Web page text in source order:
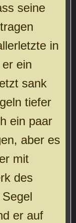
seine
in
ein
sank
tiefer
ein paar
aber es
mit
des
er auf